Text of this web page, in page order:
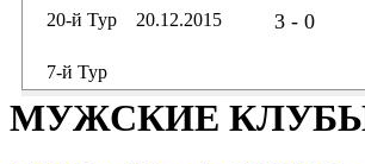
20-й Тур
20.12.2015 3 - 0
7-й Тур
МУЖСКИЕ